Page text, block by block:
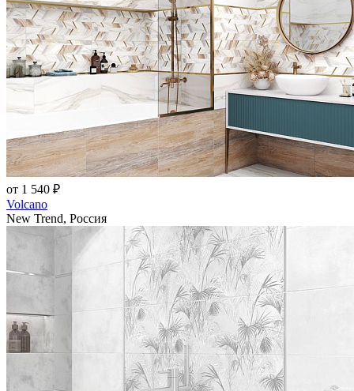
от 1 540 ₽
Volcano
New Trend, Россия